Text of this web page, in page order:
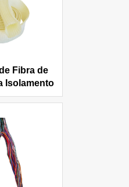
Fibra de
Isolamento